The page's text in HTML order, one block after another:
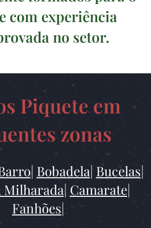
com experiência
no setor.
Piquete em
zonas
| Bobadela| Bucelas|
Milharada| Camarate|
Fanhões|